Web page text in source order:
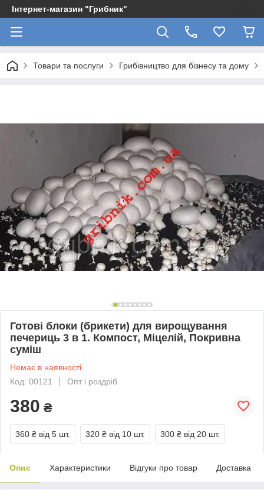
Інтернет-магазин "Грибник"
Товари та послуги Грибівництво для бізнесу та дому
Готові блоки (брикети) для вирощування
печериць 3 в 1. Компост, Міцелій, Покривна
суміш
Немає в наявності
Код: 00121
Опт і роздріб
380 ₴
360 ₴ від 5 шт. 320 ₴ від 10 шт. 300 ₴ від 20 шт.
Опис Характеристики Відгуки про товар Доставка